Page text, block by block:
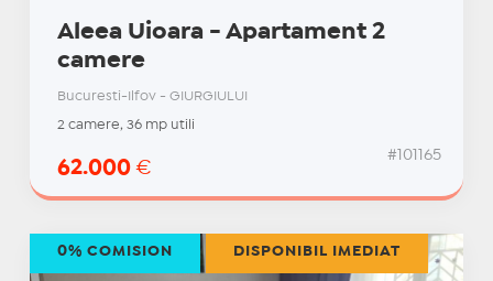
Aleea Uioara - Apartament 2
camere
Bucuresti-Ilfov - GIURGIULUI
2 camere, 36 mp utili
62.000 €
#101165
0% COMISION DISPONIBIL IMEDIAT